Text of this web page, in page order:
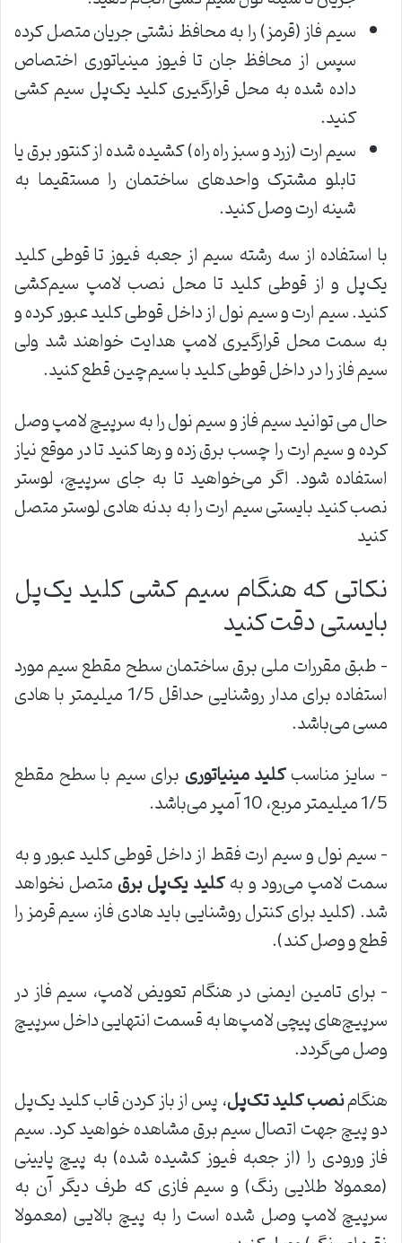
سیم فاز (قرمز) را به محافظ نشتی جریان متصل کرده
سپس از محافظ جان تا فیوز مینیاتوری اختصاص
داده شده به محل قرار‌گیری کلید یک‌پل سیم کشی
کنید.
سیم ارت (زرد و سبز راه راه) کشیده شده از کنتور برق یا
تابلو مشترک واحد‌های ساختمان را مستقیما به
شینه ارت وصل کنید.
با استفاده از سه رشته سیم از جعبه فیوز تا قوطی کلید
یک‌پل و از قوطی کلید تا محل نصب لامپ سیم‌کشی
کنید. سیم ارت و سیم نول از داخل قوطی کلید عبور کرده و
به سمت محل قرار‌گیری لامپ هدایت خواهند شد ولی
سیم فاز را در داخل قوطی کلید با سیم‌چین قطع کنید.
حال می توانید سیم فاز و سیم نول را به سرپیچ لامپ وصل
کرده و سیم ارت را چسب برق زده و رها کنید تا در موقع نیاز
استفاده شود. اگر می‌خواهید تا به جای سرپیچ، لوستر
نصب کنید بایستی سیم ارت را به بدنه هادی لوستر متصل
کنید
نکاتی که هنگام سیم کشی کلید یک‌پل
بایستی دقت کنید
– طبق مقررات ملی برق ساختمان سطح مقطع سیم مورد
استفاده برای مدار روشنایی حداقل 1/5 میلیمتر با هادی
مسی می‌باشد.
– سایز مناسبکلید مینیاتوری برای سیم با سطح مقطع
1/5 میلیمتر مربع، 10 آمپر می‌باشد.
– سیم نول و سیم ارت فقط از داخل قوطی کلید عبور و به
سمت لامپ می‌رود و بهکلید یکپل برقمتصل نخواهد
شد. (کلید برای کنترل روشنایی باید هادی فاز، سیم قرمز را
قطع و وصل کند).
– برای تامین ایمنی در هنگام تعویض لامپ، سیم فاز در
سرپیچ‌های پیچی لامپ‌ها به قسمت انتهایی داخل سرپیچ
وصل می‌گردد.
هنگامنصب کلید تکپل، پس از باز کردن قاب کلید یک‌پل
دو پیچ جهت اتصال سیم برق مشاهده خواهید کرد. سیم
فاز ورودی را (از جعبه فیوز کشیده شده) به پیچ پایینی
(معمولا طلایی رنگ) و سیم فازی که طرف دیگر آن به
سرپیچ لامپ وصل شده است را به پیچ بالایی (معمولا